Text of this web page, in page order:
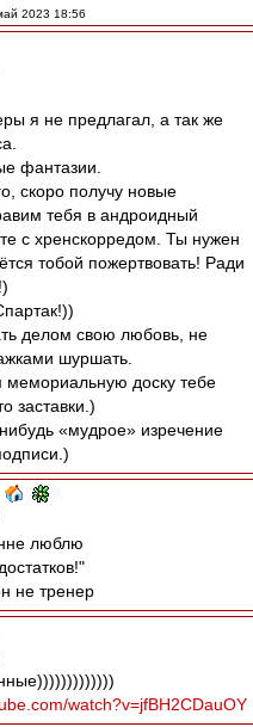
2023 18:56
я не предлагал, а так же
фантазии.
скоро получу новые
тебя в андроидный
с хренскорредом. Ты нужен
тобой пожертвовать! Ради
делом свою любовь, не
шуршать.
мемориальную доску тебе
заставки.)
«мудрое» изречение
люблю
не тренер
watch?v=jfBH2CDauOY